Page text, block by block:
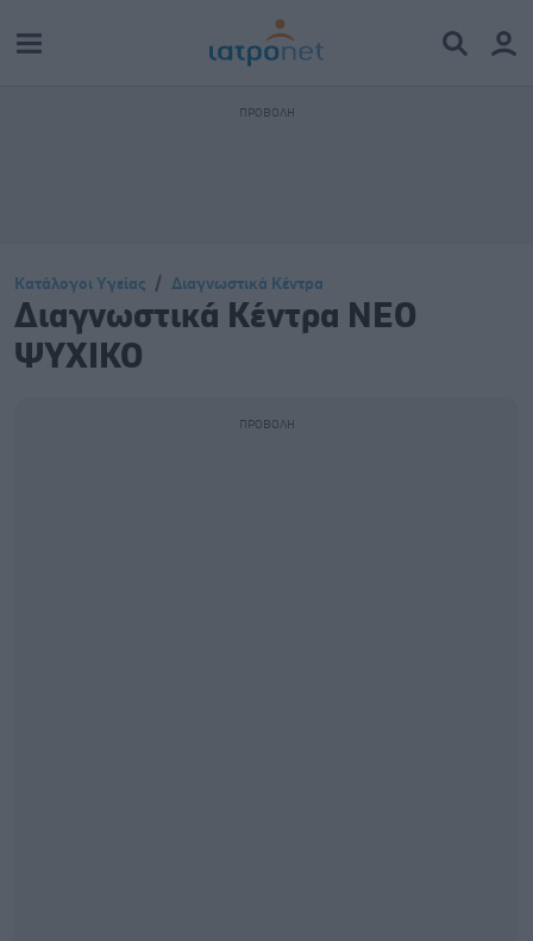
Κατάλογοι Υγείας Διαγνωστικά Κέντρα
Διαγνωστικά Κέντρα ΝΕΟ
ΨΥΧΙΚΟ